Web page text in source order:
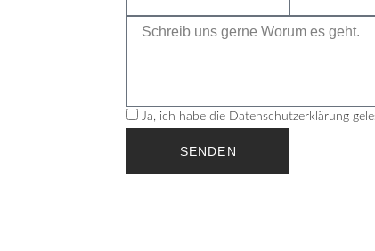
Ja, ich habe die Datenschutzerklärung
SENDEN